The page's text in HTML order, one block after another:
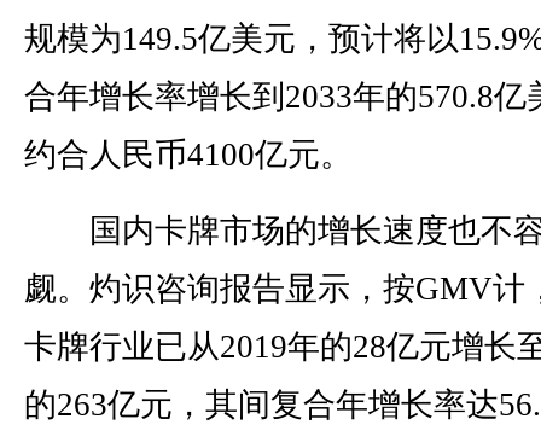
规模为149.5亿美元，预计将以
合年增长率增长到2033年的570.8亿
约合人民币4100亿元。
国内卡牌市场的增长速度也不
觑。灼识咨询报告显示，按GMV计
卡牌行业已从2019年的28亿元增长
的263亿元，其间复合年增长率达